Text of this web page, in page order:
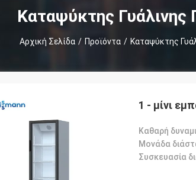
Εμάς
Καταψύκτης Γυάλινης
Αρχική Σελίδα / Προϊόντα / Καταψύκτης
1 - μίνι